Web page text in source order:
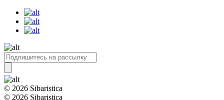
© 2026 Sibaristica
© 2026 Sibaristica